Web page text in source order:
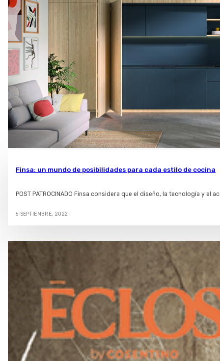
Finsa: un mundo de posibilidades para cada estilo de cocina
POST PATROCINADO Finsa considera que el diseño, la tecnología y
6 SEPTIEMBRE, 2022